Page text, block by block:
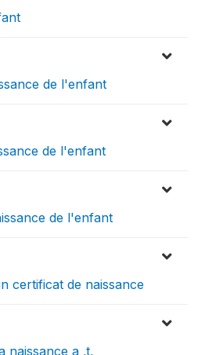
de l'enfant
de l'enfant
de l'enfant
certificat de naissance
naissance a ‚t‚